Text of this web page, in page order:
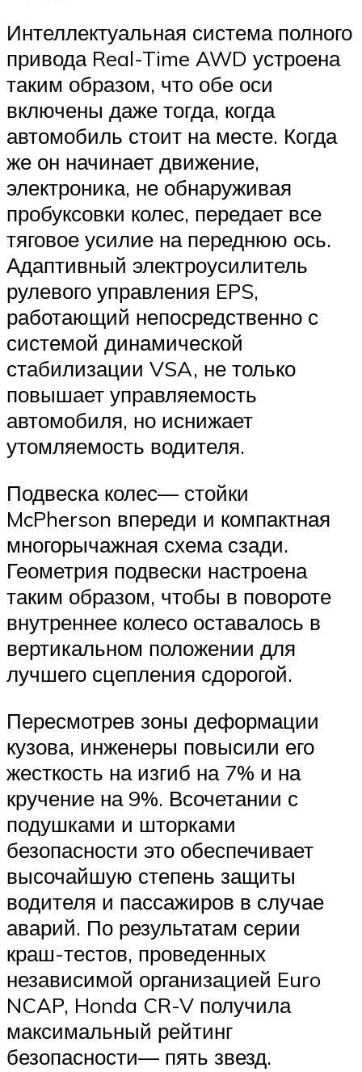
Интеллектуальная система полного
привода Real-Time AWD устроена
таким образом, что обе оси
включены даже тогда, когда
автомобиль стоит на месте. Когда
же он начинает движение,
электроника, не обнаруживая
пробуксовки колес, передает все
тяговое усилие на переднюю ось.
Адаптивный электроусилитель
рулевого управления EPS,
работающий непосредственно с
системой динамической
стабилизации VSA, не только
повышает управляемость
автомобиля, но иснижает
утомляемость водителя.
Подвеска колес— стойки
McPherson впереди и компактная
многорычажная схема сзади.
Геометрия подвески настроена
таким образом, чтобы в повороте
внутреннее колесо оставалось в
вертикальном положении для
лучшего сцепления сдорогой.
Пересмотрев зоны деформации
кузова, инженеры повысили его
жесткость на изгиб на 7% и на
кручение на 9%. Всочетании с
подушками и шторками
безопасности это обеспечивает
высочайшую степень защиты
водителя и пассажиров в случае
аварий. По результатам серии
краш-тестов, проведенных
независимой организацией Euro
NCAP, Honda CR-V получила
максимальный рейтинг
безопасности— пять звезд.